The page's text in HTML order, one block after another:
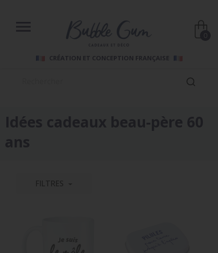
 0
CRÉATION ET CONCEPTION FRANÇAISE